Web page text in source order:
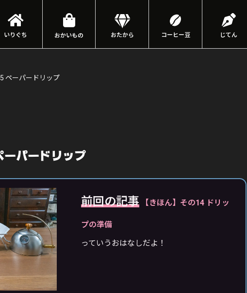
いりぐち おかいもの おたから コーヒー豆 じてん
ペーパードリップ
ーパードリップ
前回の記事 【きほん】その14 ドリッ
プの準備
っていうおはなしだよ！